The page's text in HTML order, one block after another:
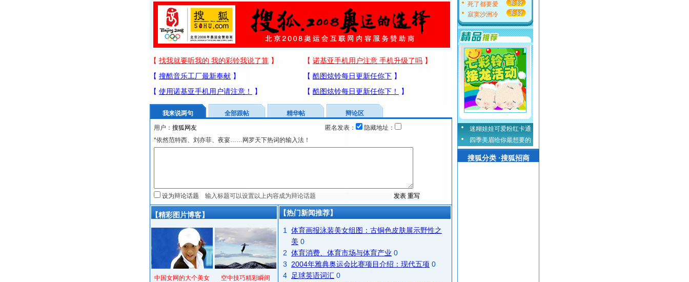
我来说两句 全部跟帖 精华帖
辩论区
用户：
匿名发表：
隐藏地址：
*依然范特西、刘亦菲、夜宴……网罗天下热词的输入法！
设为辩论话题
【精彩图片博客】
中国女网的大个美女 空中技巧精彩瞬间
【热门新闻推荐】
1
体育画报泳装美女组图：古铜色皮肤展示野性之
美 0
2 体育消费、体育市场与体育产业 0
3
2004年雅典奥运会比赛项目介绍：现代五项 0
4
足球英语词汇 0
死了都要爱
寂寞沙洲冷
迷糊娃娃可爱粉红卡通
四季美眉给你最想要的
搜狐分类 ·搜狐招商